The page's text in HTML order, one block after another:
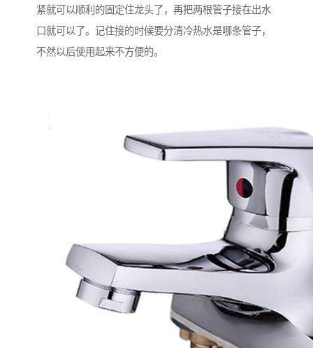
紧就可以顺利的固定住龙头了，再把两根管子接在出水
口就可以了。记住接的时候要分清冷热水是哪条管子，
不然以后使用起来不方便的。